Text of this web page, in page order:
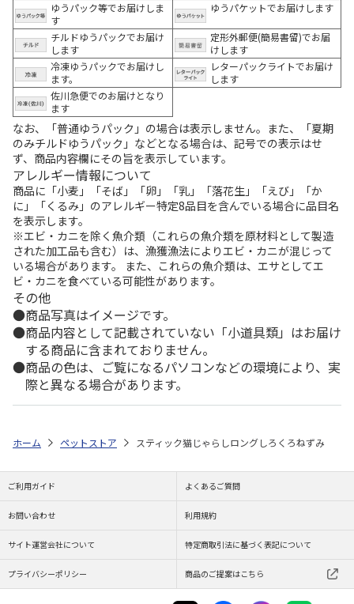
ゆうパック等でお届けしま
す
ゆうパケットでお届けします
チルドゆうパックでお届け
します
定形外郵便(簡易書留)でお届
けします
冷凍ゆうパックでお届けし
ます。
レターパックライトでお届け
します
佐川急便でのお届けとなり
ます
なお、「普通ゆうパック」の場合は表示しません。また、「夏期
のみチルドゆうパック」などとなる場合は、記号での表示はせ
ず、商品内容欄にその旨を表示しています。
アレルギー情報について
商品に「小麦」「そば」「卵」「乳」「落花生」「えび」「か
に」「くるみ」のアレルギー特定8品目を含んでいる場合に品目名
を表示します。
※エビ・カニを除く魚介類（これらの魚介類を原材料として製造
された加工品も含む）は、漁獲漁法によりエビ・カニが混じって
いる場合があります。 また、これらの魚介類は、エサとしてエ
ビ・カニを食べている可能性があります。
その他
商品写真はイメージです。
商品内容として記載されていない「小道具類」はお届け
する商品に含まれておりません。
商品の色は、ご覧になるパソコンなどの環境により、実
際と異なる場合があります。
ホーム ペットストア スティック猫じゃらしロングしろくろねずみ
ご利用ガイド よくあるご質問
お問い合わせ 利用規約
サイト運営会社について 特定商取引法に基づく表記について
プライバシーポリシー 商品のご提案はこちら